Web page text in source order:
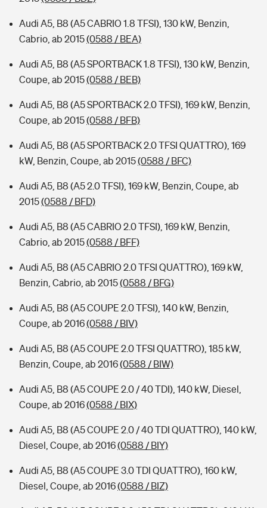
Audi A5, B8 (A5 CABRIO 1.8 TFSI), 130 kW, Benzin,
Cabrio, ab 2015(0588 / BEA)
Audi A5, B8 (A5 SPORTBACK 1.8 TFSI), 130 kW, Benzin,
Coupe, ab 2015(0588 / BEB)
Audi A5, B8 (A5 SPORTBACK 2.0 TFSI), 169 kW, Benzin,
Coupe, ab 2015(0588 / BFB)
Audi A5, B8 (A5 SPORTBACK 2.0 TFSI QUATTRO), 169
kW, Benzin, Coupe, ab 2015(0588 / BFC)
Audi A5, B8 (A5 2.0 TFSI), 169 kW, Benzin, Coupe, ab
2015(0588 / BFD)
Audi A5, B8 (A5 CABRIO 2.0 TFSI), 169 kW, Benzin,
Cabrio, ab 2015(0588 / BFF)
Audi A5, B8 (A5 CABRIO 2.0 TFSI QUATTRO), 169 kW,
Benzin, Cabrio, ab 2015(0588 / BFG)
Audi A5, B8 (A5 COUPE 2.0 TFSI), 140 kW, Benzin,
Coupe, ab 2016(0588 / BIV)
Audi A5, B8 (A5 COUPE 2.0 TFSI QUATTRO), 185 kW,
Benzin, Coupe, ab 2016(0588 / BIW)
Audi A5, B8 (A5 COUPE 2.0 / 40 TDI), 140 kW, Diesel,
Coupe, ab 2016(0588 / BIX)
Audi A5, B8 (A5 COUPE 2.0 / 40 TDI QUATTRO), 140 kW,
Diesel, Coupe, ab 2016(0588 / BIY)
Audi A5, B8 (A5 COUPE 3.0 TDI QUATTRO), 160 kW,
Diesel, Coupe, ab 2016(0588 / BIZ)